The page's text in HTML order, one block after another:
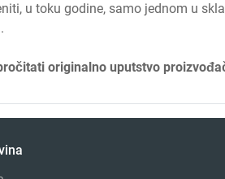
u toku godine, samo jednom u
originalno uputstvo